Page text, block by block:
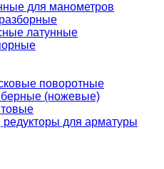
для манометров
латунные
поворотные
(ножевые)
для арматуры